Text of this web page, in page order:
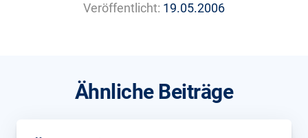
Veröffentlicht: 19.05.2006
Ähnliche Beiträge